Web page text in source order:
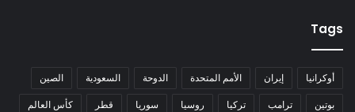
Tags
أوكرانيا إيران الأمم المتحدة الدوحة السعودية الصين
بوتين ترامب تركيا روسيا سوريا قطر كأس العالم